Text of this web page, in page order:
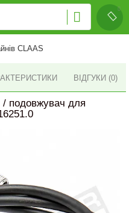
CLAAS
ВІДГУКИ (0)
/ подовжувач для